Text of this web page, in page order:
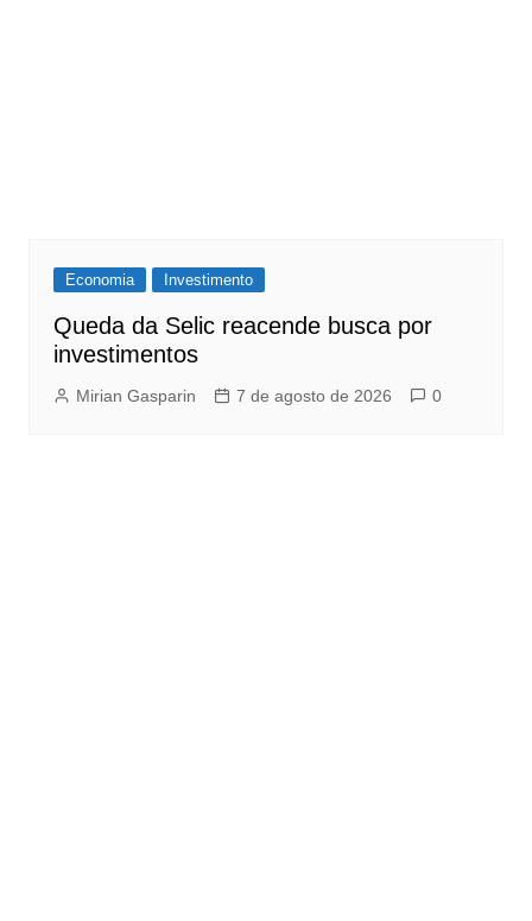
Economia Investimento
Queda da Selic reacende busca por
investimentos
Mirian Gasparin 7 de agosto de 2026 0